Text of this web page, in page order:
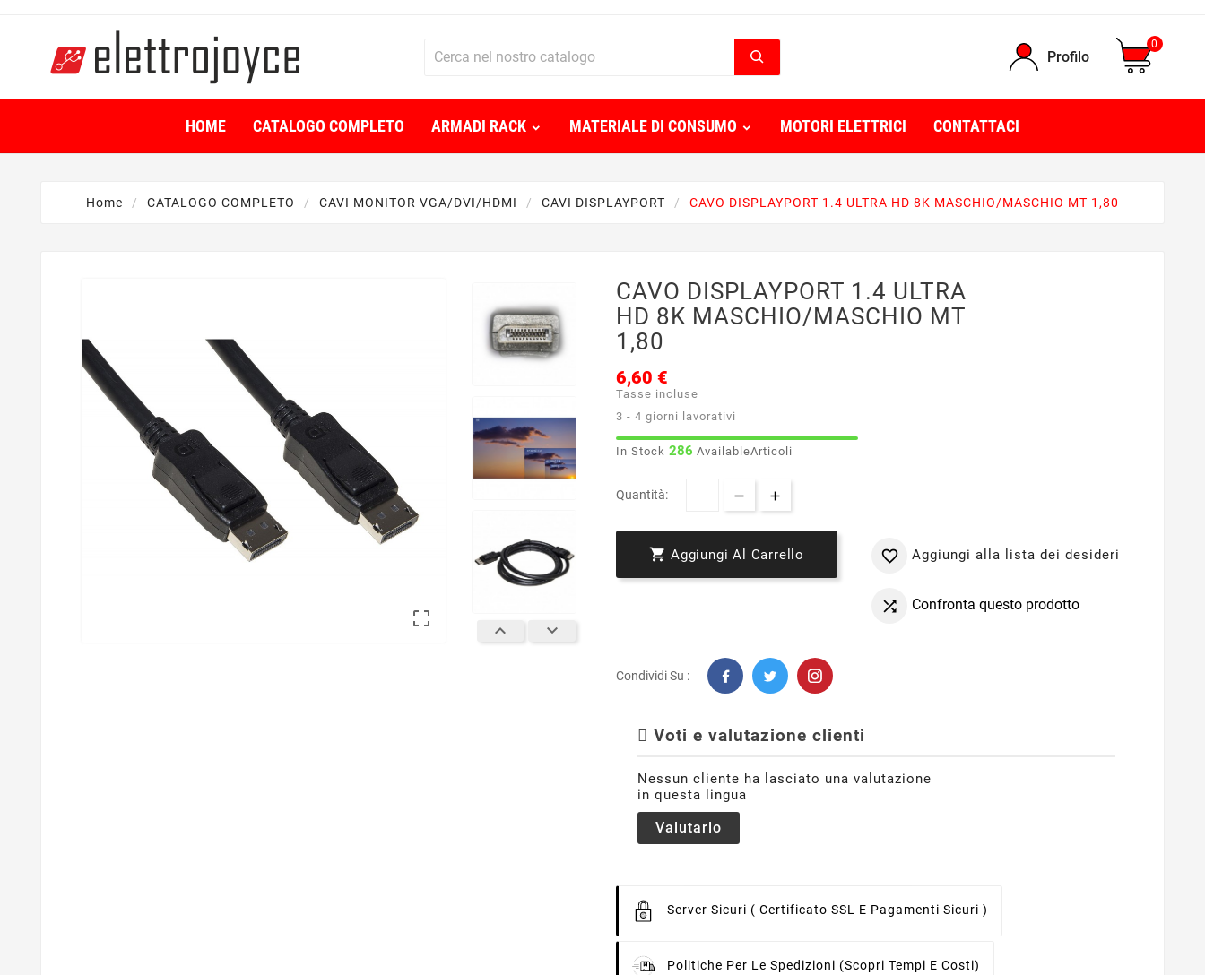
Profilo
0
HOME CATALOGO COMPLETO ARMADI RACK MATERIALE DI CONSUMO MOTORI ELETTRICI CONTATTACI
Home CATALOGO COMPLETO CAVI MONITOR VGA/DVI/HDMI CAVI DISPLAYPORT CAVO DISPLAYPORT 1.4 ULTRA HD 8K MASCHIO/MASCHIO MT 1,80

 
CAVO DISPLAYPORT 1.4 ULTRA
HD 8K MASCHIO/MASCHIO MT
1,80
6,60 €
Tasse incluse
3 - 4 giorni lavorativi
In Stock 286 AvailableArticoli
Quantità:
 Aggiungi Al Carrello  Aggiungi alla lista dei desideri
 Confronta questo prodotto
Condividi Su :
Voti e valutazione clienti
Nessun cliente ha lasciato una valutazione
in questa lingua
Valutarlo
Server Sicuri ( Certificato SSL E Pagamenti Sicuri )
Politiche Per Le Spedizioni (scopri Tempi E Costi)